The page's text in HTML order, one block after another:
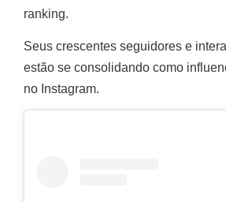
ranking.
Seus crescentes seguidores e
estão se consolidando como
no Instagram.